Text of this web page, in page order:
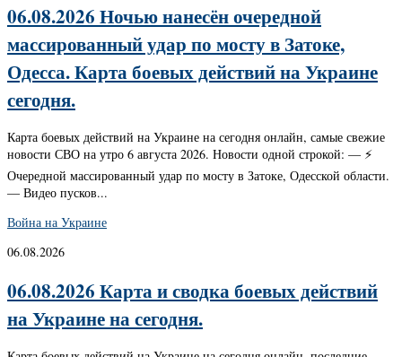
06.08.2026 Ночью нанесён очередной
массированный удар по мосту в Затоке,
Одесса. Карта боевых действий на Украине
сегодня.
Карта боевых действий на Украине на сегодня онлайн, самые свежие
новости СВО на утро 6 августа 2026. Новости одной строкой: — ⚡️
Очередной массированный удар по мосту в Затоке, Одесской области.
— Видео пусков...
Война на Украине
06.08.2026
06.08.2026 Карта и сводка боевых действий
на Украине на сегодня.